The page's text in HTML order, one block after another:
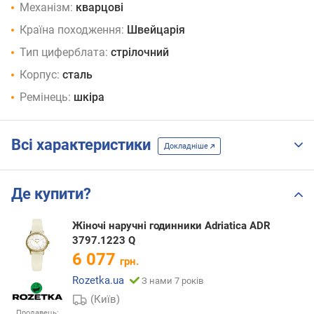
Механізм: кварцові
Країна походження: Швейцарія
Тип циферблата: стрілочний
Корпус: сталь
Ремінець: шкіра
Всі характеристики Докладніше
Де купити?
Жіночі наручні годинники Adriatica ADR
3797.1223 Q
6 077 грн.
Rozetka.ua
З нами 7 років
(Київ)